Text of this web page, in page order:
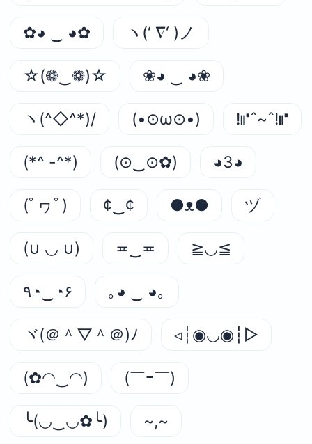
✿◕ ‿ ◕✿ ヽ(‘ ∇‘ )ノ
☆(❁‿❁)☆ ❀◕ ‿ ◕❀
ヽ(^◇^*)/ (•⊙ω⊙•) !⑈ˆ~ˆ!⑈
(*^ -^*) (⊙‿⊙✿) ◕3◕
(ﾟヮﾟ) ¢‿¢ ●ᴥ● ヅ
(∪ ◡ ∪) ≖‿≖ ≧◡≦
٩◔‿◔۶ ｡◕ ‿ ◕｡
ヾ(＠＾▽＾＠)ﾉ ◃┆◉◡◉┆▷
(✿◠‿◠) (￣ｰ￣)
╰(◡‿◡✿╰) ~,~